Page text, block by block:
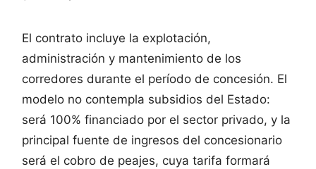
El contrato incluye la explotación,
administración y mantenimiento de los
corredores durante el período de concesión. El
modelo no contempla subsidios del Estado:
será 100% financiado por el sector privado, y la
principal fuente de ingresos del concesionario
será el cobro de peajes, cuya tarifa formará